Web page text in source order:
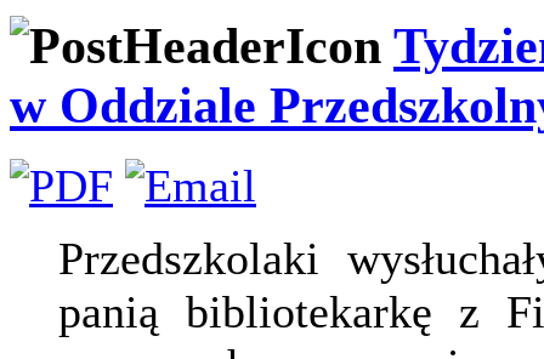
w Oddziale
Przedszkolaki
panią bibliotekarkę z